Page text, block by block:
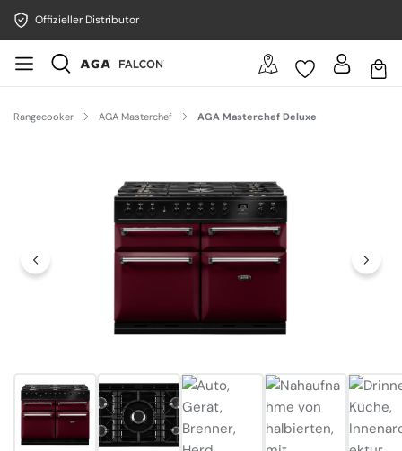
Offizieller Distributor
Rangecooker AGA Masterchef AGA Masterchef Deluxe